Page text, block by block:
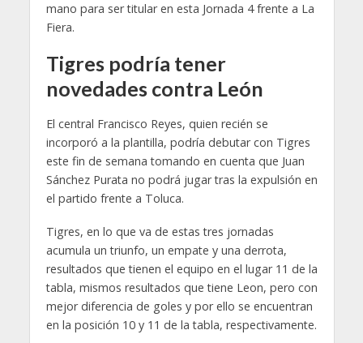
mano para ser titular en esta Jornada 4 frente a La
Fiera.
Tigres podría tener
novedades contra León
El central Francisco Reyes, quien recién se
incorporó a la plantilla, podría debutar con Tigres
este fin de semana tomando en cuenta que Juan
Sánchez Purata no podrá jugar tras la expulsión en
el partido frente a Toluca.
Tigres, en lo que va de estas tres jornadas
acumula un triunfo, un empate y una derrota,
resultados que tienen el equipo en el lugar 11 de la
tabla, mismos resultados que tiene Leon, pero con
mejor diferencia de goles y por ello se encuentran
en la posición 10 y 11 de la tabla, respectivamente.